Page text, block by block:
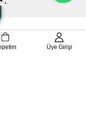
Üye Girişi